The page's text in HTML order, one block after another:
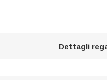
Dettagli